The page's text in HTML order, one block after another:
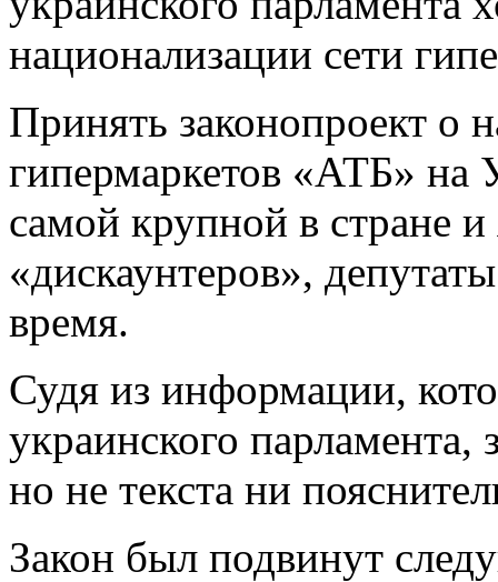
национализации сети
Принять законопроект о
гипермаркетов «АТБ» на
самой крупной в стране и
«дискаунтеров»,
время.
Судя из информации,
украинского парламента,
но не текста ни
Закон был подвинут